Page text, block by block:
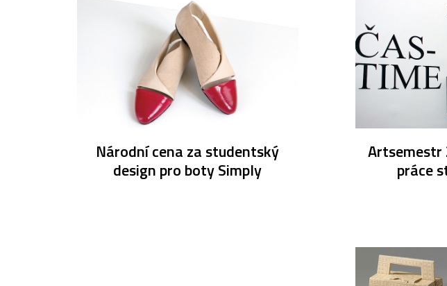
Národní cena za studentský
design pro boty Simply
Artsemestr
práce